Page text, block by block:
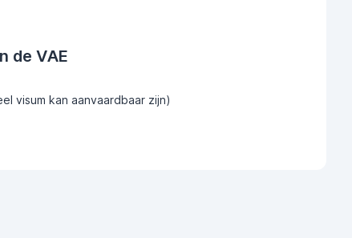
de VAE
visum kan aanvaardbaar zijn)